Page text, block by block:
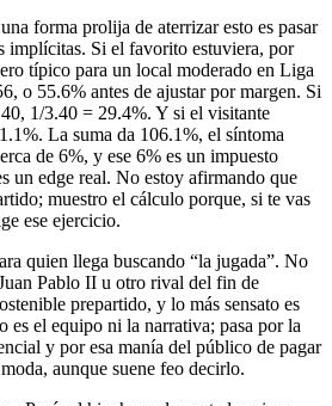
forma prolija de aterrizar esto es pasar
implícitas. Si el favorito estuviera, por
típico para un local moderado en Liga
o 55.6% antes de ajustar por margen. Si
1/3.40 = 29.4%. Y si el visitante
La suma da 106.1%, el síntoma
de 6%, y ese 6% es un impuesto
un edge real. No estoy afirmando que
muestro el cálculo porque, si te vas
ese ejercicio.
quien llega buscando “la jugada”. No
Pablo II u otro rival del fin de
prepartido, y lo más sensato es
es el equipo ni la narrativa; pasa por la
y por esa manía del público de pagar
aunque suene feo decirlo.